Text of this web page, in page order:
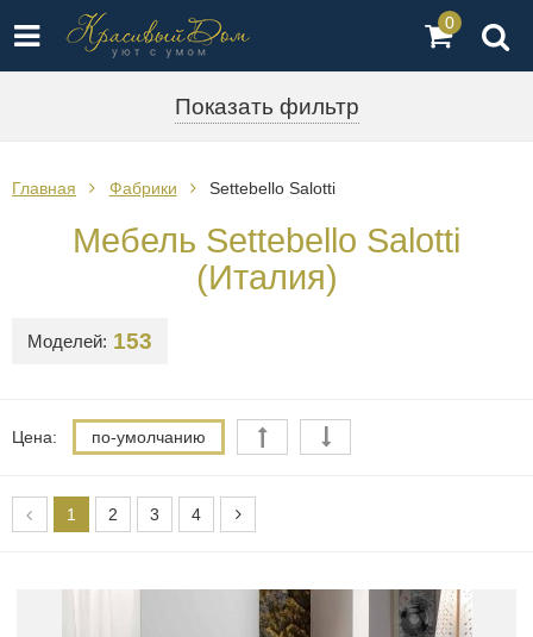
0
Показать фильтр
Главная Фабрики Settebello Salotti
Мебель Settebello Salotti
(Италия)
Моделей: 153
Цена: по-умолчанию
1 2 3 4